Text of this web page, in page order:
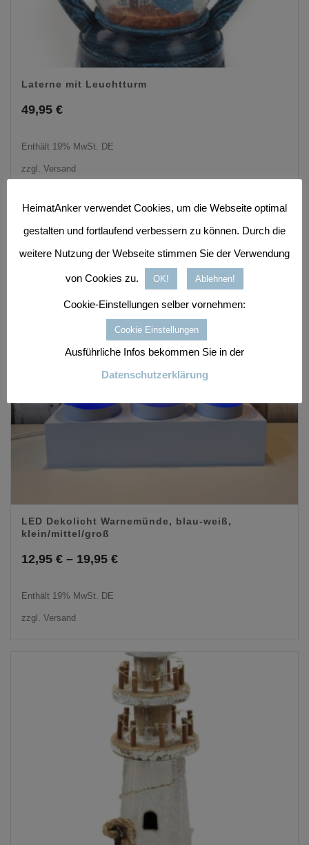
Laterne mit Leuchtturm
49,95 €
Enthält 19% MwSt. DE
zzgl. Versand
LED Dekolicht Warnemünde, blau-weiß,
klein/mittel/groß
12,95 € – 19,95 €Preisspanne:
Enthält 19% MwSt. DE
zzgl. Versand
HeimatAnker verwendet Cookies, um die Webseite optimal
gestalten und fortlaufend verbessern zu können. Durch die
weitere Nutzung der Webseite stimmen Sie der Verwendung
von Cookies zu. OK! Ablehnen!
Cookie-Einstellungen selber vornehmen:
Cookie Einstellungen
Ausführliche Infos bekommen Sie in der
Datenschutzerklärung